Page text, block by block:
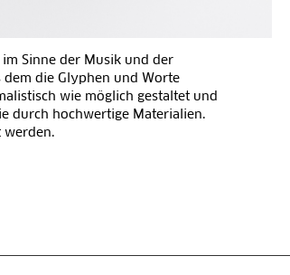
Sinne der Musik und der
dem die Glyphen und Worte
wie möglich gestaltet und
durch hochwertige Materialien.
werden.